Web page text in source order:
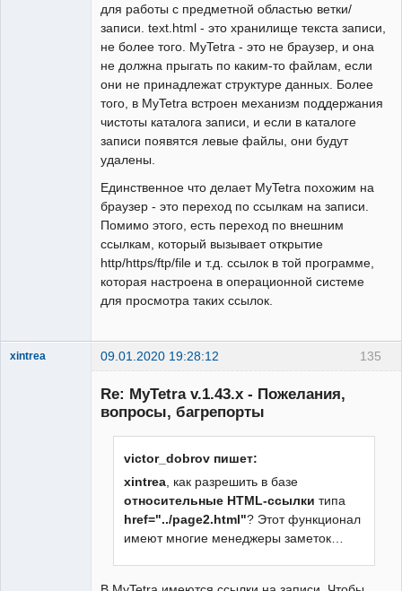
для работы с предметной областью ветки/
записи. text.html - это хранилище текста записи,
не более того. MyTetra - это не браузер, и она
не должна прыгать по каким-то файлам, если
они не принадлежат структуре данных. Более
того, в MyTetra встроен механизм поддержания
чистоты каталога записи, и если в каталоге
записи появятся левые файлы, они будут
удалены.
Единственное что делает MyTetra похожим на
браузер - это переход по ссылкам на записи.
Помимо этого, есть переход по внешним
ссылкам, который вызывает открытие
http/https/ftp/file и т.д. ссылок в той программе,
которая настроена в операционной системе
для просмотра таких ссылок.
135
xintrea 09.01.2020 19:28:12
Re: MyTetra v.1.43.x - Пожелания,
вопросы, багрепорты
victor_dobrov пишет:
xintrea , как разрешить в базе
относительные HTML-ссылки типа
href="../page2.html"? Этот функционал
имеют многие менеджеры заметок…